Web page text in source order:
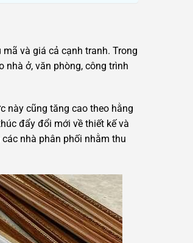
và giá cả cạnh tranh. Trong
nhà ở, văn phòng, công trình
này cũng tăng cao theo hằng
đẩy đổi mới về thiết kế và
nhà phân phối nhằm thu